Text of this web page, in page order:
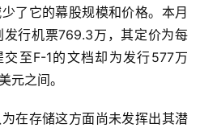
了它的幕股规模和价格。本月
行机票769.3万，其定价为每
至F-1的文档却为发行577万
在存储这方面尚未发挥出其潜